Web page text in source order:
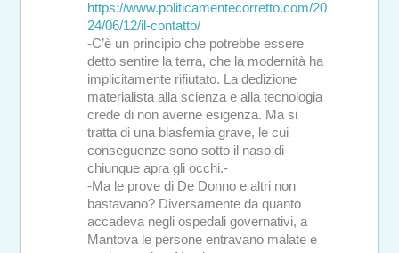
https://www.politicamentecorretto.com/20
24/06/12/il-contatto/
-C’è un principio che potrebbe essere
detto sentire la terra, che la modernità ha
implicitamente rifiutato. La dedizione
materialista alla scienza e alla tecnologia
crede di non averne esigenza. Ma si
tratta di una blasfemia grave, le cui
conseguenze sono sotto il naso di
chiunque apra gli occhi.-
-Ma le prove di De Donno e altri non
bastavano? Diversamente da quanto
accadeva negli ospedali governativi, a
Mantova le persone entravano malate e